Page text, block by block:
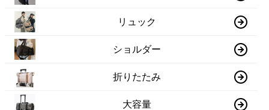
リュック
ショルダー
折りたたみ
大容量